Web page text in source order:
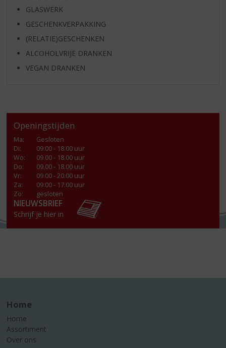
GLASWERK
GESCHENKVERPAKKING
(RELATIE)GESCHENKEN
ALCOHOLVRIJE DRANKEN
VEGAN DRANKEN
Openingstijden
Ma:
Gesloten
Di:
09.00 - 18.00 uur
Wo:
09.00 - 18.00 uur
Do:
09.00 - 18.00 uur
Vr:
09.00 - 20.00 uur
Za:
09.00 - 17.00 uur
Zo:
gesloten
NIEUWSBRIEF
Schrijf je hier in
Home
Home
Assortiment
Over ons